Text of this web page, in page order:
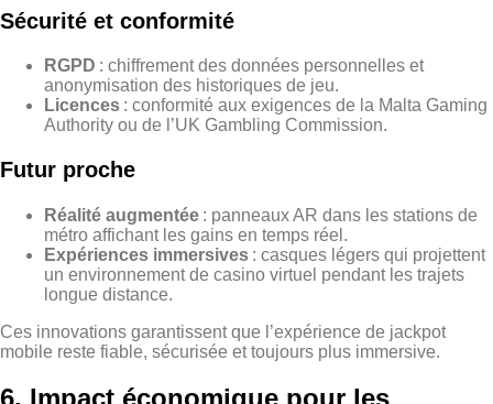
Sécurité et conformité
RGPD : chiffrement des données personnelles et
anonymisation des historiques de jeu.
Licences : conformité aux exigences de la Malta Gaming
Authority ou de l’UK Gambling Commission.
Futur proche
Réalité augmentée : panneaux AR dans les stations de
métro affichant les gains en temps réel.
Expériences immersives : casques légers qui projettent
un environnement de casino virtuel pendant les trajets
longue distance.
Ces innovations garantissent que l’expérience de jackpot
mobile reste fiable, sécurisée et toujours plus immersive.